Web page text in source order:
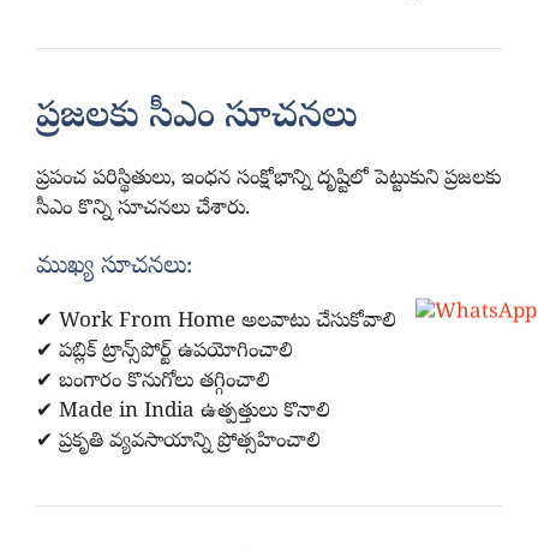
ప్రజలకు సీఎం సూచనలు
ప్రపంచ పరిస్థితులు, ఇంధన సంక్షోభాన్ని దృష్టిలో పెట్టుకుని ప్రజలకు
సీఎం కొన్ని సూచనలు చేశారు.
ముఖ్య సూచనలు:
✔ Work From Home అలవాటు చేసుకోవాలి
✔ పబ్లిక్ ట్రాన్స్‌పోర్ట్ ఉపయోగించాలి
✔ బంగారం కొనుగోలు తగ్గించాలి
✔ Made in India ఉత్పత్తులు కొనాలి
✔ ప్రకృతి వ్యవసాయాన్ని ప్రోత్సహించాలి